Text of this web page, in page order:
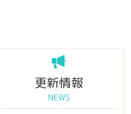
更新情報
NEWS